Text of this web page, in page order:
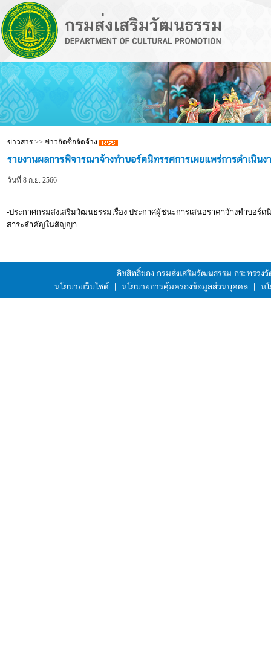
ข่าวสาร>> ข่าวจัดซื้อจัดจ้าง
รายงานผลการพิจารณาจ้างทำบอร์ดนิทรรศการเผยแพร่การดำเนิ
วันที่ 8 ก.ย. 2566
-ประกาศกรมส่งเสริมวัฒนธรรมเรื่อง ประกาศผู้ชนะการเสนอราคาจ้างทำบอ
สาระสำคัญในสัญญา
ลิขสิทธิ์ของ กรมส่งเสริมวัฒนธรรม กระทรว
นโยบายเว็บไซต์
| นโยบายการคุ้มครองข้อมูลส่วนบุคคล | น